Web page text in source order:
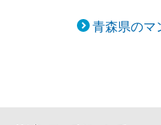
青森県のマ